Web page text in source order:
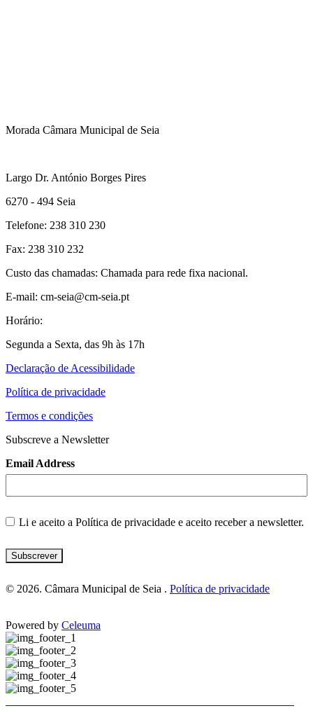
Morada Câmara Municipal de Seia
Largo Dr. António Borges Pires
6270 - 494 Seia
Telefone: 238 310 230
Fax: 238 310 232
Custo das chamadas: Chamada para rede fixa nacional.
E-mail: cm-seia@cm-seia.pt
Horário:
Segunda a Sexta, das 9h às 17h
Declaração de Acessibilidade
Política de privacidade
Termos e condições
Subscreve a Newsletter
Email Address
Li e aceito a Política de privacidade e aceito receber a newsletter.
Subscrever
© 2026. Câmara Municipal de Seia . Política de privacidade
Powered by Celeuma